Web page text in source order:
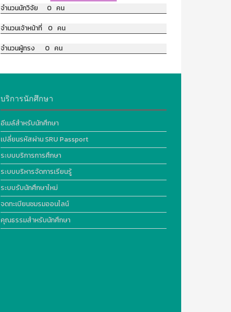
จำนวนนักวิจัย 0 คน
จำนวนเจ้าหน้าที่ 0 คน
จำนวนผู้ทรง 0 คน
บริการนักศึกษา
อีเมล์สำหรับนักศึกษา
เปลี่ยนรหัสผ่าน SRU Passport
ระบบบริการการศึกษา
ระบบบริหารจัดการเรียนรู้
ระบบรับนักศึกษาใหม่
จดทะเบียนชมรมออนไลน์
คุณธรรมสำหรับนักศึกษา